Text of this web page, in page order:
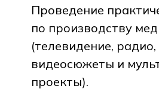
Проведение
по производству
(телевидение,
видеосюжеты и
проекты).